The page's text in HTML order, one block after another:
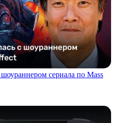
сериала по Mass